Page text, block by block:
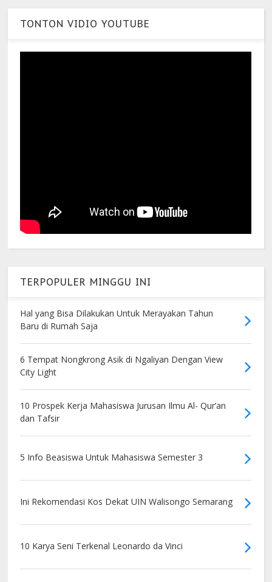
TONTON VIDIO YOUTUBE
TERPOPULER MINGGU INI
Hal yang Bisa Dilakukan Untuk Merayakan Tahun
Baru di Rumah Saja
6 Tempat Nongkrong Asik di Ngaliyan Dengan View
City Light
10 Prospek Kerja Mahasiswa Jurusan Ilmu Al- Qur’an
dan Tafsir
5 Info Beasiswa Untuk Mahasiswa Semester 3
Ini Rekomendasi Kos Dekat UIN Walisongo Semarang
10 Karya Seni Terkenal Leonardo da Vinci